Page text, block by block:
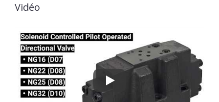
Vidéo
Vannes à commande par